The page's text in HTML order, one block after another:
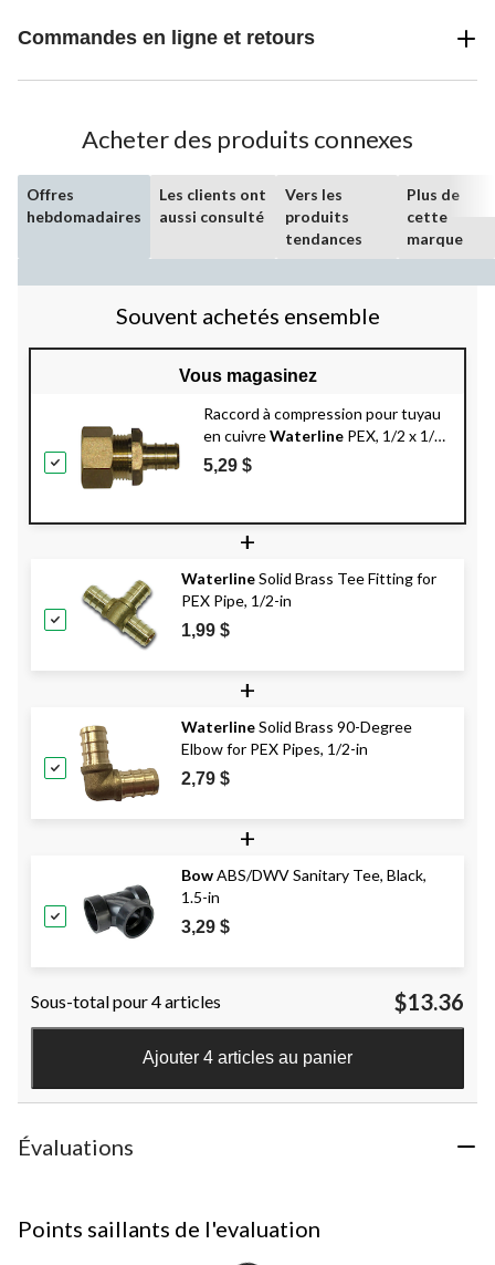
Commandes en ligne et retours
Acheter des produits connexes
Offres
hebdomadaires
Les clients ont
aussi consulté
Vers les
produits
tendances
Plus de
cette
marque
Souvent achetés ensemble
Vous magasinez
Raccord à compression pour tuyau
en cuivreWaterline PEX, 1/2 x 1/2
po
5,29 $
+
WaterlineSolid Brass Tee Fitting for
PEX Pipe, 1/2-in
1,99 $
+
WaterlineSolid Brass 90-Degree
Elbow for PEX Pipes, 1/2-in
2,79 $
+
BowABS/DWV Sanitary Tee, Black,
1.5-in
3,29 $
Sous-total pour 4 articles $13.36
Ajouter 4 articles au panier
Évaluations
Points saillants de l'evaluation